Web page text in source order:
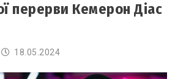
перерви Кемерон Діас
18.05.2024